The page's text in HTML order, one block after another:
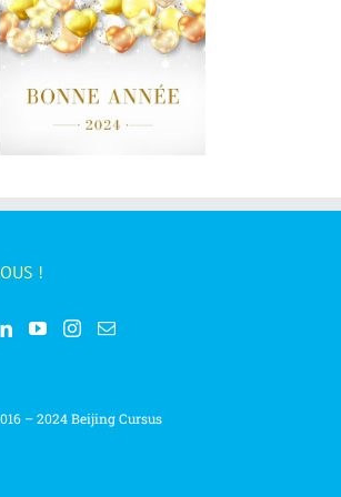
gâteaux de lune et
symbolismes
!
– 2024 Beijing Cursus